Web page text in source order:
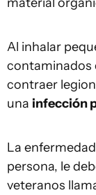
Al inhalar
contaminados
contraer
una infección
La
persona, le
veteranos